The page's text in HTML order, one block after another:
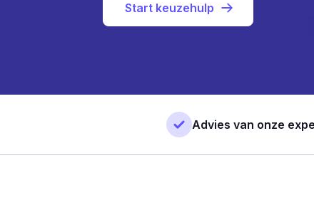
Start keuzehulp
Advies van onze